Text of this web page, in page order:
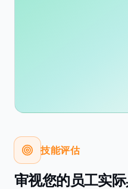
技能评估
审视您的员工实际